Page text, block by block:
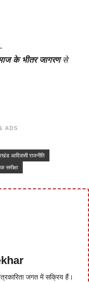
के भीतर जागरणसे
ADS
आदिवासी राजनीति
समीक्षा
जगत में सक्रिय हैं।